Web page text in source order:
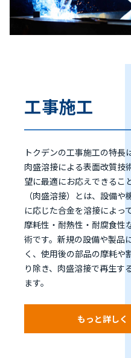
工事施工
トクデンの工事施工の特長
肉盛溶接による表面改質技
望に最適にお応えできるこ
（肉盛溶接）とは、設備
に応じた合金を溶接によっ
摩耗性・耐熱性・耐腐食性
術です。新規の設備や製品
く、使用後の部品の摩耗や
り除き、肉盛溶接で再生す
ます。
もっと詳しく